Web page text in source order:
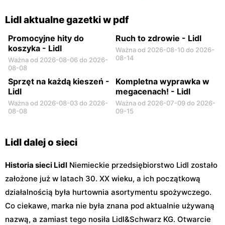
Lidl
Warszawa, ul. Rtm. Witolda
Pileckiego 103
Lidl
Warszawa, ul. Myśliborska
94
Lidl aktualne gazetki w pdf
Promocyjne hity do
koszyka - Lidl
Ważna od 2026-08-06 do 2026-
08-08
Ruch to zdrowie - Lidl
Ważna od 2026-08-10 do 2026-
08-14
Sprzęt na każdą kieszeń -
Lidl
Ważna od 2026-08-03 do 2026-
08-08
Kompletna wyprawka w
megacenach! - Lidl
Ważna od 2026-07-09 do 2026-
09-15
Lidl dalej o sieci
Historia sieci Lidl Niemieckie przedsiębiorstwo Lidl zostało
założone już w latach 30. XX wieku, a ich początkową
działalnością była hurtownia asortymentu spożywczego.
Co ciekawe, marka nie była znana pod aktualnie używaną
nazwą, a zamiast tego nosiła Lidl&Schwarz KG. Otwarcie